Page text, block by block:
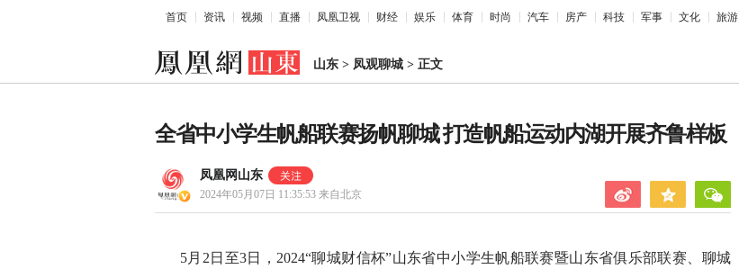
首页 资讯 视频 直播 凤凰卫视 财经 娱乐 体育 时尚 汽车 房产 科技 军事 文化 旅游
山东 > 凤观聊城 > 正文
全省中小学生帆船联赛扬帆聊城 打造帆船运动内湖开展齐鲁样板
凤凰网山东
2024年05月07日 11:35:53 来自北京
5月2日至3日，2024“聊城财信杯”山东省中小学生帆船联赛暨山东省俱乐部联赛、聊城